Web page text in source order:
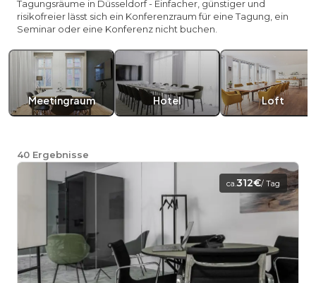
Tagungsräume in Düsseldorf - Einfacher, günstiger und
risikofreier lässt sich ein Konferenzraum für eine Tagung, ein
Seminar oder eine Konferenz nicht buchen.
Meetingraum Hotel Loft
40 Ergebnisse
ca.312€/ Tag